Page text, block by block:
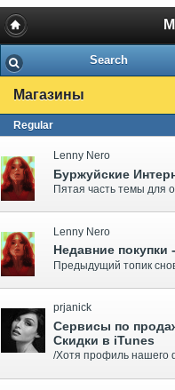
Search
Магазины
Regular
Lenny Nero
Буржуйские
Lenny Nero
Недавние покупки
prjanick
Сервисы по
Скидки в iTunes